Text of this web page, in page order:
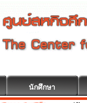
นักศึกษา